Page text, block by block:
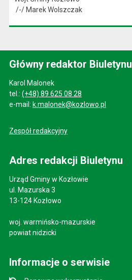
/-/ Marek Wolszczak
Główny redaktor Biuletynu
Karol Malonek
tel.: (+48) 89 625 08 28
e-mail: k.malonek@kozlowo.pl
Zespół redakcyjny
Adres redakcji Biuletynu
Urząd Gminy w Kozłowie
ul. Mazurska 3
13-124 Kozłowo
woj. warmińsko-mazurskie
powiat nidzicki
Informacje o serwisie